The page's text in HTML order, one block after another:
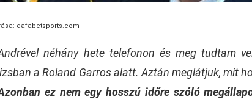
dafabetsports.com
néhány hete telefonon és meg tudtam
a Roland Garros alatt. Aztán meglátjuk, mit
ez nem egy hosszú időre szóló